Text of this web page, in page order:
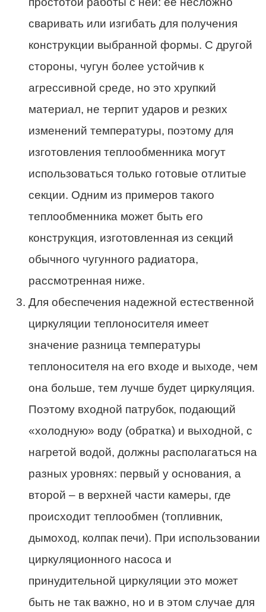
сваривать или изгибать для получения
конструкции выбранной формы. С другой
стороны, чугун более устойчив к
агрессивной среде, но это хрупкий
материал, не терпит ударов и резких
изменений температуры, поэтому для
изготовления теплообменника могут
использоваться только готовые отлитые
секции. Одним из примеров такого
теплообменника может быть его
конструкция, изготовленная из секций
обычного чугунного радиатора,
рассмотренная ниже.
Для обеспечения надежной естественной
циркуляции теплоносителя имеет
значение разница температуры
теплоносителя на его входе и выходе, чем
она больше, тем лучше будет циркуляция.
Поэтому входной патрубок, подающий
«холодную» воду (обратка) и выходной, с
нагретой водой, должны располагаться на
разных уровнях: первый у основания, а
второй – в верхней части камеры, где
происходит теплообмен (топливник,
дымоход, колпак печи). При использовании
циркуляционного насоса и
принудительной циркуляции это может
быть не так важно, но и в этом случае для